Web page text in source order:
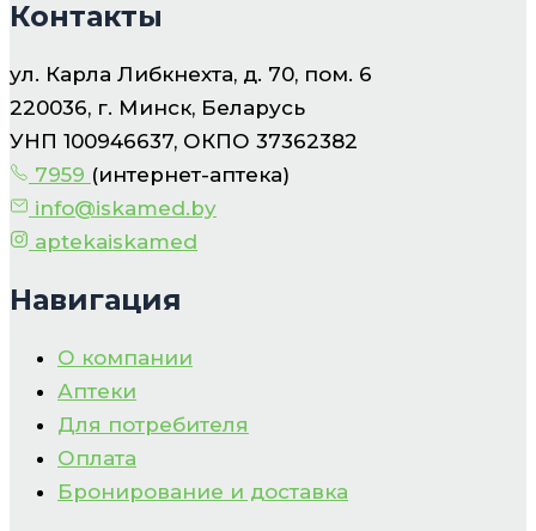
Контакты
ул. Карла Либкнехта, д. 70, пом. 6
220036, г. Минск, Беларусь
УНП 100946637, ОКПО 37362382
7959 (интернет-аптека)
info@iskamed.by
aptekaiskamed
Навигация
О компании
Аптеки
Для потребителя
Оплата
Бронирование и доставка